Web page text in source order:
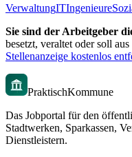
VerwaltungITIngenieure
Sie sind der Arbeitgeber
besetzt, veraltet oder soll
Stellenanzeige kostenlos
PraktischKommune
Das Jobportal für den
Stadtwerken, Sparkassen,
Dienstleistern.